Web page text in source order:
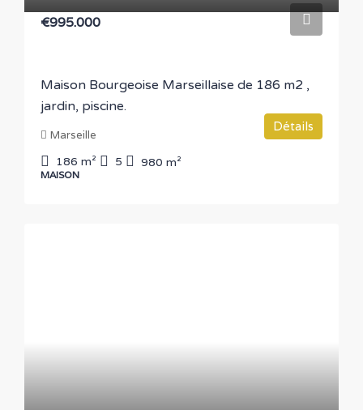
€995.000
Maison Bourgeoise Marseillaise de 186 m2 ,
jardin, piscine.
Marseille
186 m² 5 980 m²
MAISON
Détails